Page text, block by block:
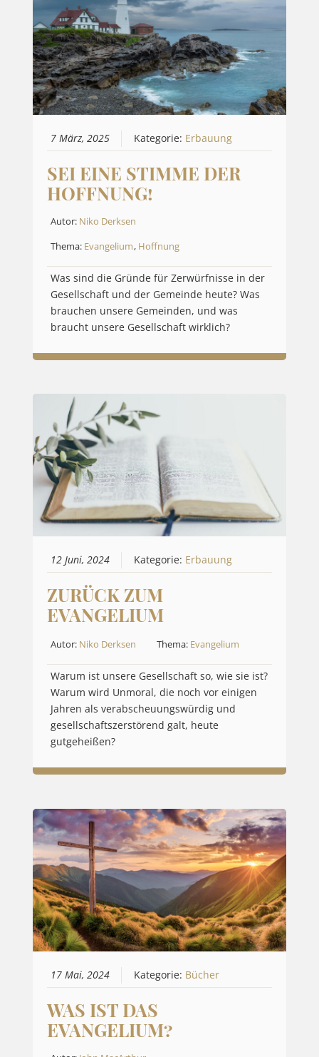
7 März, 2025 Kategorie: Erbauung
SEI EINE STIMME DER
HOFFNUNG!
Autor: Niko Derksen
Thema: Evangelium, Hoffnung
Was sind die Gründe für Zerwürfnisse in der
Gesellschaft und der Gemeinde heute? Was
brauchen unsere Gemeinden, und was
braucht unsere Gesellschaft wirklich?
12 Juni, 2024 Kategorie: Erbauung
ZURÜCK ZUM
EVANGELIUM
Autor: Niko Derksen Thema: Evangelium
Warum ist unsere Gesellschaft so, wie sie ist?
Warum wird Unmoral, die noch vor einigen
Jahren als verabscheuungswürdig und
gesellschaftszerstörend galt, heute
gutgeheißen?
17 Mai, 2024 Kategorie: Bücher
WAS IST DAS
EVANGELIUM?